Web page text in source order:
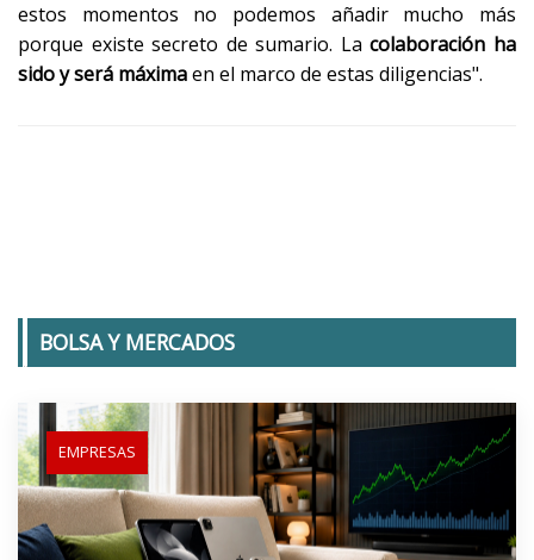
estos momentos no podemos añadir mucho más
porque existe secreto de sumario. Lacolaboración ha
sido y será máximaen el marco de estas diligencias".
BOLSA Y MERCADOS
EMPRESAS